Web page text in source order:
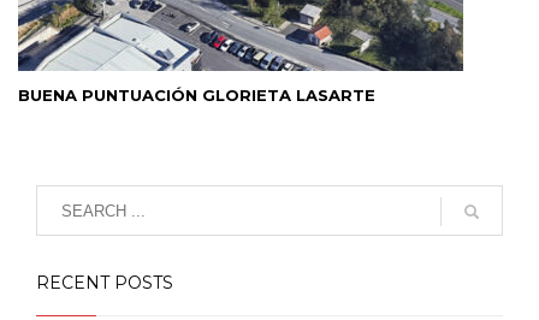
BUENA PUNTUACIÓN GLORIETA LASARTE
RECENT POSTS